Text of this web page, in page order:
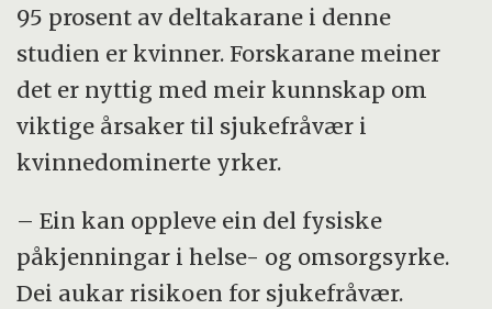
95 prosent av deltakarane i denne
studien er kvinner. Forskarane meiner
det er nyttig med meir kunnskap om
viktige årsaker til sjukefråvær i
kvinnedominerte yrker.
– Ein kan oppleve ein del fysiske
påkjenningar i helse- og omsorgsyrke.
Dei aukar risikoen for sjukefråvær.